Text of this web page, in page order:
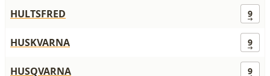
HULTSFRED 9
HUSKVARNA 9
HUSQVARNA 9